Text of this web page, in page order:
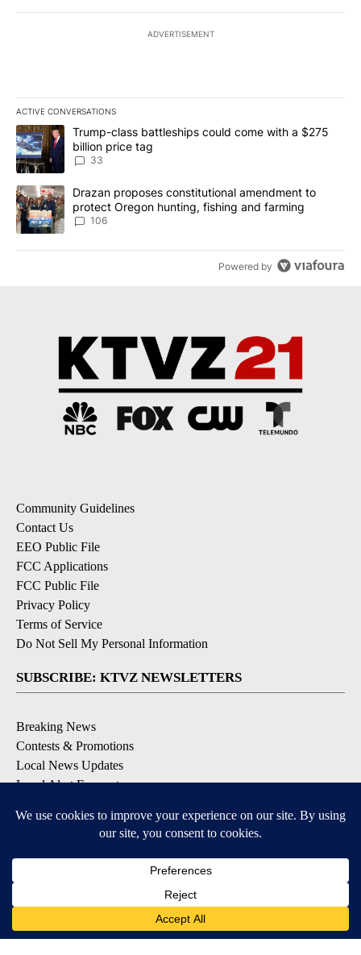
ADVERTISEMENT
ACTIVE CONVERSATIONS
The following is a list of the most commented articles in the last
A trending article titled "Trump-class battleships could come
Trump-class battleships could come with a $275
billion price tag
33
A trending article titled "Drazan proposes constitutional
Drazan proposes constitutional amendment to
protect Oregon hunting, fishing and farming
106
Powered by
Community Guidelines
Contact Us
EEO Public File
FCC Applications
FCC Public File
Privacy Policy
Terms of Service
Do Not Sell My Personal Information
SUBSCRIBE: KTVZ NEWSLETTERS
Breaking News
Contests & Promotions
Local News Updates
Local Alert Forecast
DOWNLOAD: KTVZ APPS